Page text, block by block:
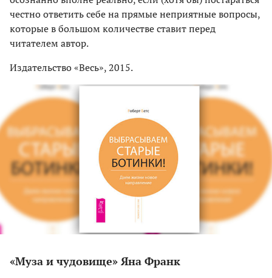
честно ответить себе на прямые неприятные вопросы,
которые в большом количестве ставит перед
читателем автор.
Издательство «Весь», 2015.
«Муза и чудовище» Яна Франк